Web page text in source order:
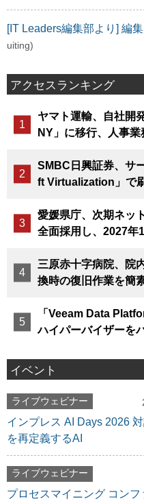
[IT Leaders編集部より] 編
uiting)
アクセスランキング
ヤマト運輸、自社開
NY」に移行、人事
SMBC日興証券、サ
ft Virtualization」で
愛媛県庁、次期ネッ
全面採用し、2027年
三原赤十字病院、院
換時の復旧作業を簡
「Veeam Data
ハイパーバイザーを
イベント
ライブウェビナー
インプレス AI Days 2026
を再定義するAI
ライブウェビナー
プロセスマイニング コン